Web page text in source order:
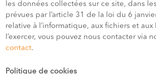
les données collectées sur ce site, dans
prévues par l’article 31 de la loi du 6
relative à l’informatique, aux fichiers et aux
l’exercer, vous pouvez nous contacter via
contact.
Politique de cookies